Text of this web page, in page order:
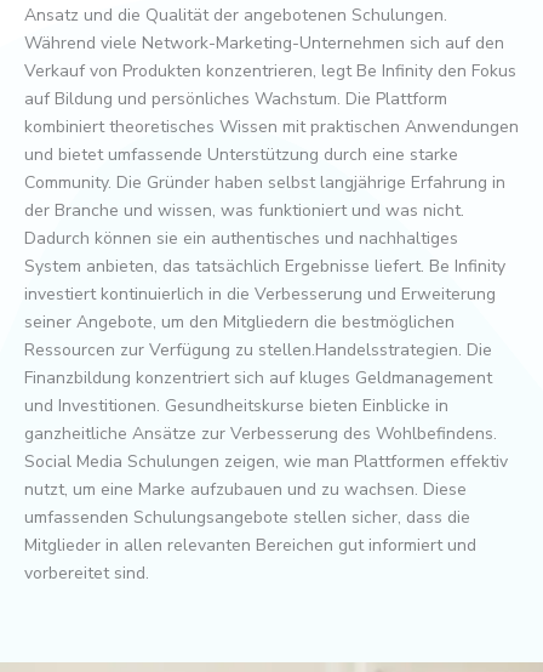
Ansatz und die Qualität der angebotenen Schulungen.
Während viele Network-Marketing-Unternehmen sich auf den
Verkauf von Produkten konzentrieren, legt Be Infinity den Fokus
auf Bildung und persönliches Wachstum. Die Plattform
kombiniert theoretisches Wissen mit praktischen Anwendungen
und bietet umfassende Unterstützung durch eine starke
Community. Die Gründer haben selbst langjährige Erfahrung in
der Branche und wissen, was funktioniert und was nicht.
Dadurch können sie ein authentisches und nachhaltiges
System anbieten, das tatsächlich Ergebnisse liefert. Be Infinity
investiert kontinuierlich in die Verbesserung und Erweiterung
seiner Angebote, um den Mitgliedern die bestmöglichen
Ressourcen zur Verfügung zu stellen.Handelsstrategien. Die
Finanzbildung konzentriert sich auf kluges Geldmanagement
und Investitionen. Gesundheitskurse bieten Einblicke in
ganzheitliche Ansätze zur Verbesserung des Wohlbefindens.
Social Media Schulungen zeigen, wie man Plattformen effektiv
nutzt, um eine Marke aufzubauen und zu wachsen. Diese
umfassenden Schulungsangebote stellen sicher, dass die
Mitglieder in allen relevanten Bereichen gut informiert und
vorbereitet sind.